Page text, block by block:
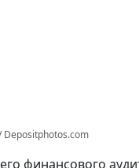
Depositphotos.com
финансового